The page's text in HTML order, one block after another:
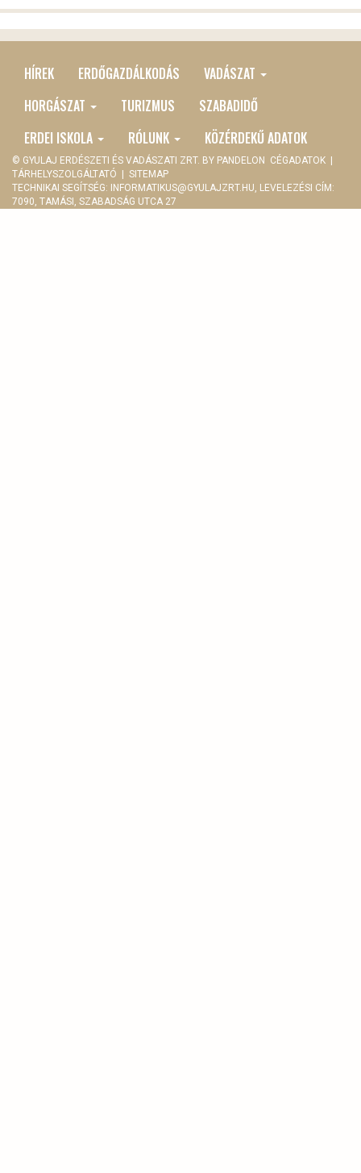
MAIN
MENU
HÍREK ERDŐGAZDÁLKODÁS
VADÁSZAT
HORGÁSZAT
TURIZMUS
SZABADIDŐ
ERDEI ISKOLA
RÓLUNK KÖZÉRDEKŰ ADATOK
© GYULAJ ERDÉSZETI ÉS VADÁSZATI ZRT. BY PANDELON CÉGADATOK |
TÁRHELYSZOLGÁLTATÓ | SITEMAP
TECHNIKAI SEGÍTSÉG: INFORMATIKUS@GYULAJZRT.HU, LEVELEZÉSI CÍM:
7090, TAMÁSI, SZABADSÁG UTCA 27